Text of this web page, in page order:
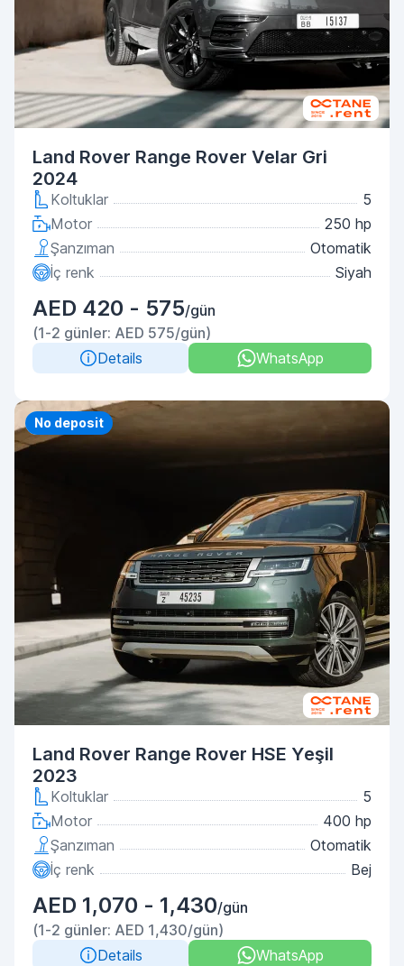
Land Rover Range Rover Velar Gri
2024
Koltuklar
5
Motor
250 hp
Şanzıman
Otomatik
İç renk
Siyah
AED 420 - 575/gün
(1-2 günler: AED 575/gün)
Details
WhatsApp
Priority
No deposit
Land Rover Range Rover HSE Yeşil
2023
Koltuklar
5
Motor
400 hp
Şanzıman
Otomatik
İç renk
Bej
AED 1,070 - 1,430/gün
(1-2 günler: AED 1,430/gün)
Details
WhatsApp